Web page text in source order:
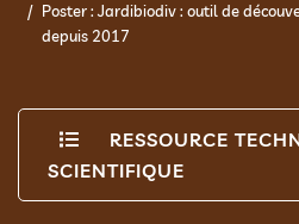
Poster : Jardibiodiv : outil de
depuis 2017
RESSOURCE
SCIENTIFIQUE